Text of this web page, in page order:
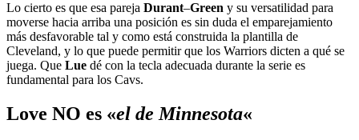
Lo cierto es que esa pareja Durant–Green y su versatilidad para
moverse hacia arriba una posición es sin duda el emparejamiento
más desfavorable tal y como está construida la plantilla de
Cleveland, y lo que puede permitir que los Warriors dicten a qué se
juega. Que Lue dé con la tecla adecuada durante la serie es
fundamental para los Cavs.
Love NO es «el de Minnesota«